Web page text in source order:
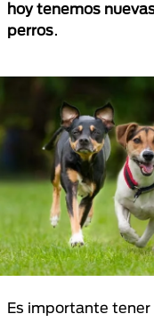
hoy tenemos
perros.
Es importante